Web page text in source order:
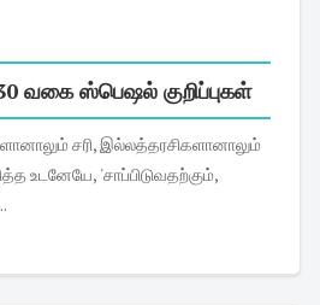
வகை ஸ்பெஷல் குறிப்புகள்
'சாப்பிடுவதற்கும்,